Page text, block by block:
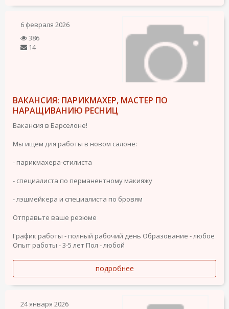
6 февраля 2026
386
14
ВАКАНСИЯ: ПАРИКМАХЕР, МАСТЕР ПО
НАРАЩИВАНИЮ РЕСНИЦ
Вакансия в Барселоне!
Мы ищем для работы в новом салоне:
- парикмахера-стилиста
- специалиста по перманентному макияжу
- лэшмейкера и специалиста по бровям
Отправьте ваше резюме
График работы - полный рабочий день Образование - любое
Опыт работы - 3-5 лет Пол - любой
подробнее
24 января 2026